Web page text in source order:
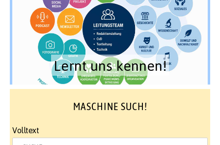
Lernt uns kennen!
MASCHINE SUCH!
Volltext